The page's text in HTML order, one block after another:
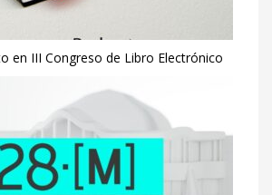
en III Congreso de Libro Electrónico